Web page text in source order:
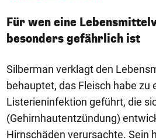
Für wen eine
besonders gefährlich ist
Silberman verklagt den
behauptet, das Fleisch habe zu
Listerieninfektion geführt, die
(Gehirnhautentzündung)
Hirnschäden verursachte. Sein